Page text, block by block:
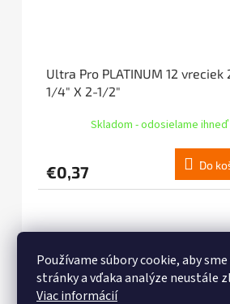
Používame súbory cookie, aby
stránky a vďaka analýze neustále
Viac informácií
Ultra Pro PLATINUM 12 vreciek
1/4" X 2-1/2"
Skladom - odosielame ihneď
€0,37 Do